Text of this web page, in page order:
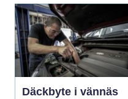
Däckbyte i vännäs